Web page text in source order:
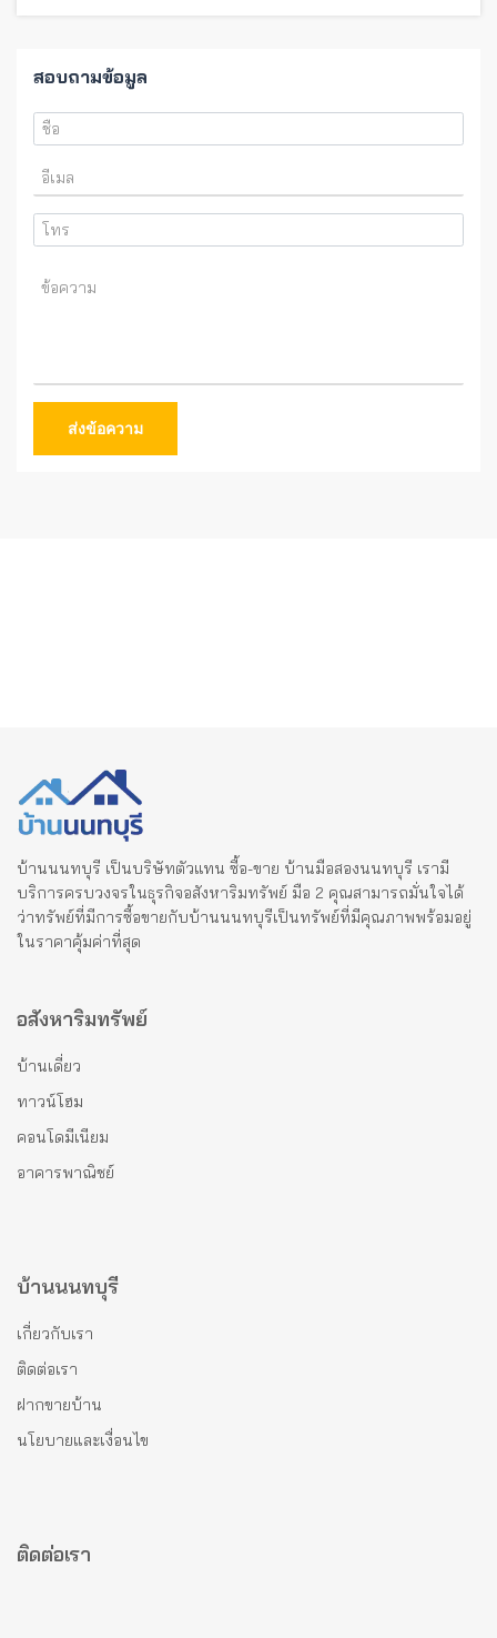
สอบถามข้อมูล
ส่งข้อความ
บ้านนนทบุรี เป็นบริษัทตัวแทน ซื้อ-ขาย บ้านมือสองนนทบุรี เรามี
บริการครบวงจรในธุรกิจอสังหาริมทรัพย์ มือ 2 คุณสามารถมั่นใจได้
ว่าทรัพย์ที่มีการซื้อขายกับบ้านนนทบุรีเป็นทรัพย์ที่มีคุณภาพพร้อมอยู่
ในราคาคุ้มค่าที่สุด
อสังหาริมทรัพย์
บ้านเดี่ยว
ทาวน์โฮม
คอนโดมีเนียม
อาคารพาณิชย์
บ้านนนทบุรี
เกี่ยวกับเรา
ติดต่อเรา
ฝากขายบ้าน
นโยบายและเงื่อนไข
ติดต่อเรา